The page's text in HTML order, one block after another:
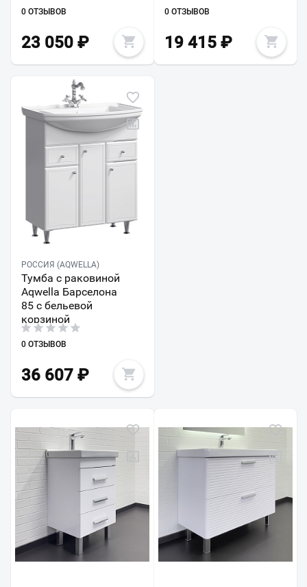
0 ОТЗЫВОВ
23 050 ₽
0 ОТЗЫВОВ
19 415₽
РОССИЯ (AQWELLA)
Тумба с раковиной
Aqwella Барселона
85 с бельевой
корзиной
0 ОТЗЫВОВ
36 607 ₽